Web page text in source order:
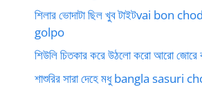
শিলার ভোদাটা ছিল খুব টাইটvai bon
golpo
শিউলি চিতকার করে উঠলো করো আরো জোরে
শাশুরির সারা দেহে মধু bangla sasuri